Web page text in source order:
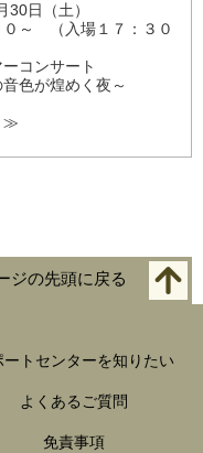
30日（土）
０～ （入場１７：３０
ンサート
色が煌めく夜～
≫
ジの先頭に戻る
ートセンターを知りたい
よくあるご質問
免責事項